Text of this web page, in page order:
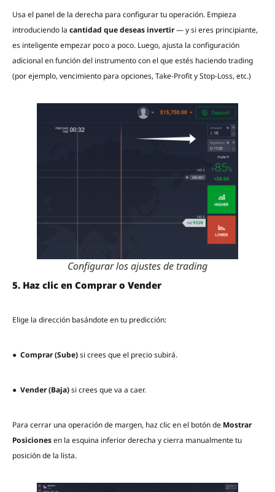
Usa el panel de la derecha para configurar tu operación. Empieza
introduciendo la cantidad que deseas invertir— y si eres principiante,
es inteligente empezar poco a poco. Luego, ajusta la configuración
adicional en función del instrumento con el que estés haciendo trading
(por ejemplo, vencimiento para opciones, Take-Profit y Stop-Loss, etc.)
Configurar los ajustes de trading
5. Haz clic en Comprar o Vender
Elige la dirección basándote en tu predicción:
● Comprar (Sube)si crees que el precio subirá.
● Vender (Baja)si crees que va a caer.
Para cerrar una operación de margen, haz clic en el botón de Mostrar
Posicionesen la esquina inferior derecha y cierra manualmente tu
posición de la lista.